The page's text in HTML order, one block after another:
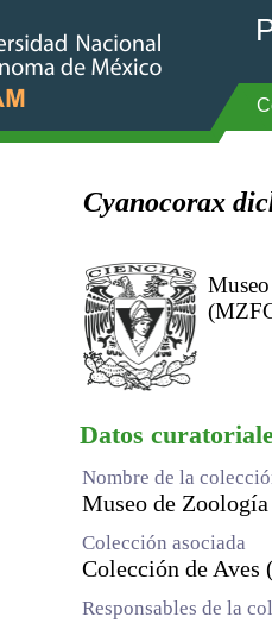
Cyanocorax
Datos
Nombre de la
Museo de
Colección asociada
Colección de Aves
Responsables de la